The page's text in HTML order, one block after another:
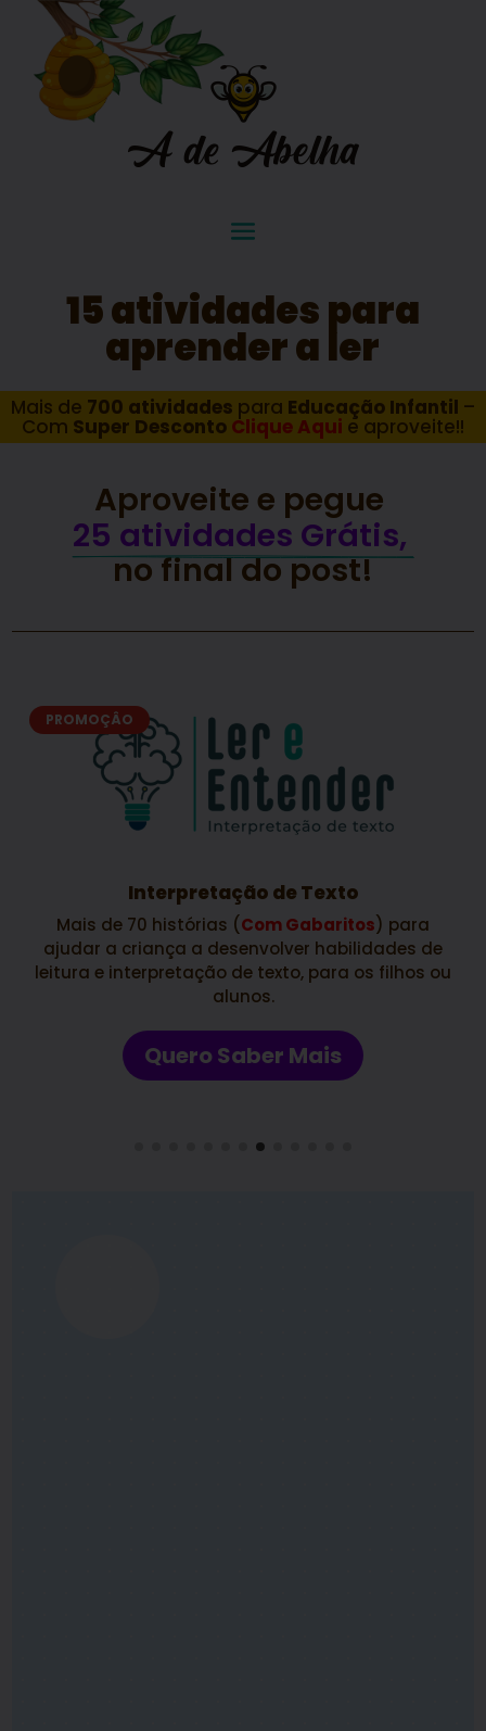
15 atividades para
aprender a ler
Mais de 700 atividades para Educação Infantil –
Com Super Desconto Clique Aqui e aproveite!!
Aproveite e pegue
25 atividades Grátis,
no final do post!
PROMOÇÂO
Interpretação de texto
São 50 textos, e cada um acompanha 05
questões referente a leitura realizada. textos
interessantes e prazerosos de ler e interpretar,
todas as atividade já vem com os códigos
Quero Saber Mais